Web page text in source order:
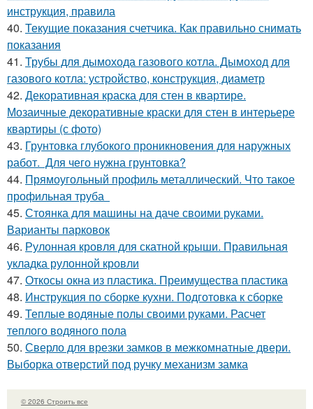
инструкция, правила
40. Текущие показания счетчика. Как правильно снимать
показания
41. Трубы для дымохода газового котла. Дымоход для
газового котла: устройство, конструкция, диаметр
42. Декоративная краска для стен в квартире.
Мозаичные декоративные краски для стен в интерьере
квартиры (с фото)
43. Грунтовка глубокого проникновения для наружных
работ. Для чего нужна грунтовка?
44. Прямоугольный профиль металлический. Что такое
профильная труба
45. Стоянка для машины на даче своими руками.
Варианты парковок
46. Рулонная кровля для скатной крыши. Правильная
укладка рулонной кровли
47. Откосы окна из пластика. Преимущества пластика
48. Инструкция по сборке кухни. Подготовка к сборке
49. Теплые водяные полы своими руками. Расчет
теплого водяного пола
50. Сверло для врезки замков в межкомнатные двери.
Выборка отверстий под ручку механизм замка
© 2026 Строить все